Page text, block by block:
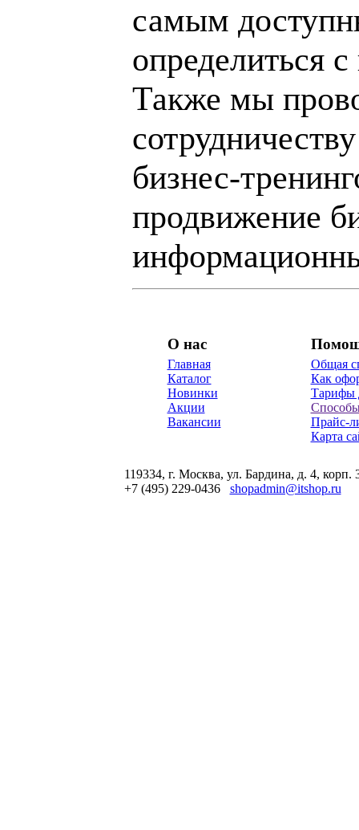
самым
определиться
Также мы
бизнес-
продвижение
О нас
Главная
Каталог
Новинки
Акции
Вакансии
Общая
Как
Тарифы
Прайс-
Карта
119334, г. Москва, ул. Бардина, д. 4, корп.
+7 (495) 229-0436 shopadmin@itshop.ru